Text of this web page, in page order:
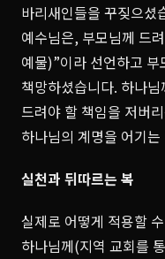
바리새인들을 꾸짖으
예수님은, 부모님께 드
예물)”이라 선언하고
책망하셨습니다. 하나
드려야 할 책임을 저버
하나님의 계명을 어기는
실천과 뒤따르는 복
실제로 어떻게 적용할
하나님께(지역 교회를